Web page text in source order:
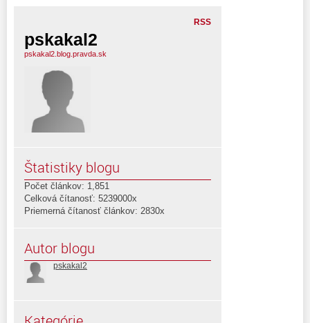
RSS
pskakal2
pskakal2.blog.pravda.sk
Štatistiky blogu
Počet článkov: 1,851
Celková čítanosť: 5239000x
Priemerná čítanosť článkov: 2830x
Autor blogu
pskakal2